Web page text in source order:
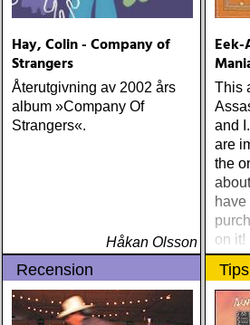
MANLIGA RÖST: clarence
(hyena) ÅRETS GILLIAN
WELCH: dave rawlings
machine : a friend of a
friend (acony) ÅRETS
MEST UNDANGÖMDA:
ÅRETS 'LILLA' PAUL
SIMON: harper simon :
harper simon (tulsi) ÅRETS
JD SOUTHER: iain
matthews : joy mining
Hay, Colin - Company of
Strangers
Återutgivning av 2002 års
album »Company Of
Strangers«.
Håkan Olsson
Eek-
This
and
are
the
on it!
Recension Tips